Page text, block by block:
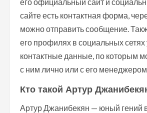
сайте есть контактная форма,
можно отправить сообщение.
его профилях в социальных сетях
контактные данные, по которым
с ним лично или с его
Кто такой Артур
Артур Джанибекян — юный гений